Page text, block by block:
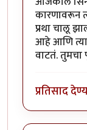
कारणावरून
प्रथा चालू
आहे आणि
वाटतं. तुमचा
प्रतिसाद